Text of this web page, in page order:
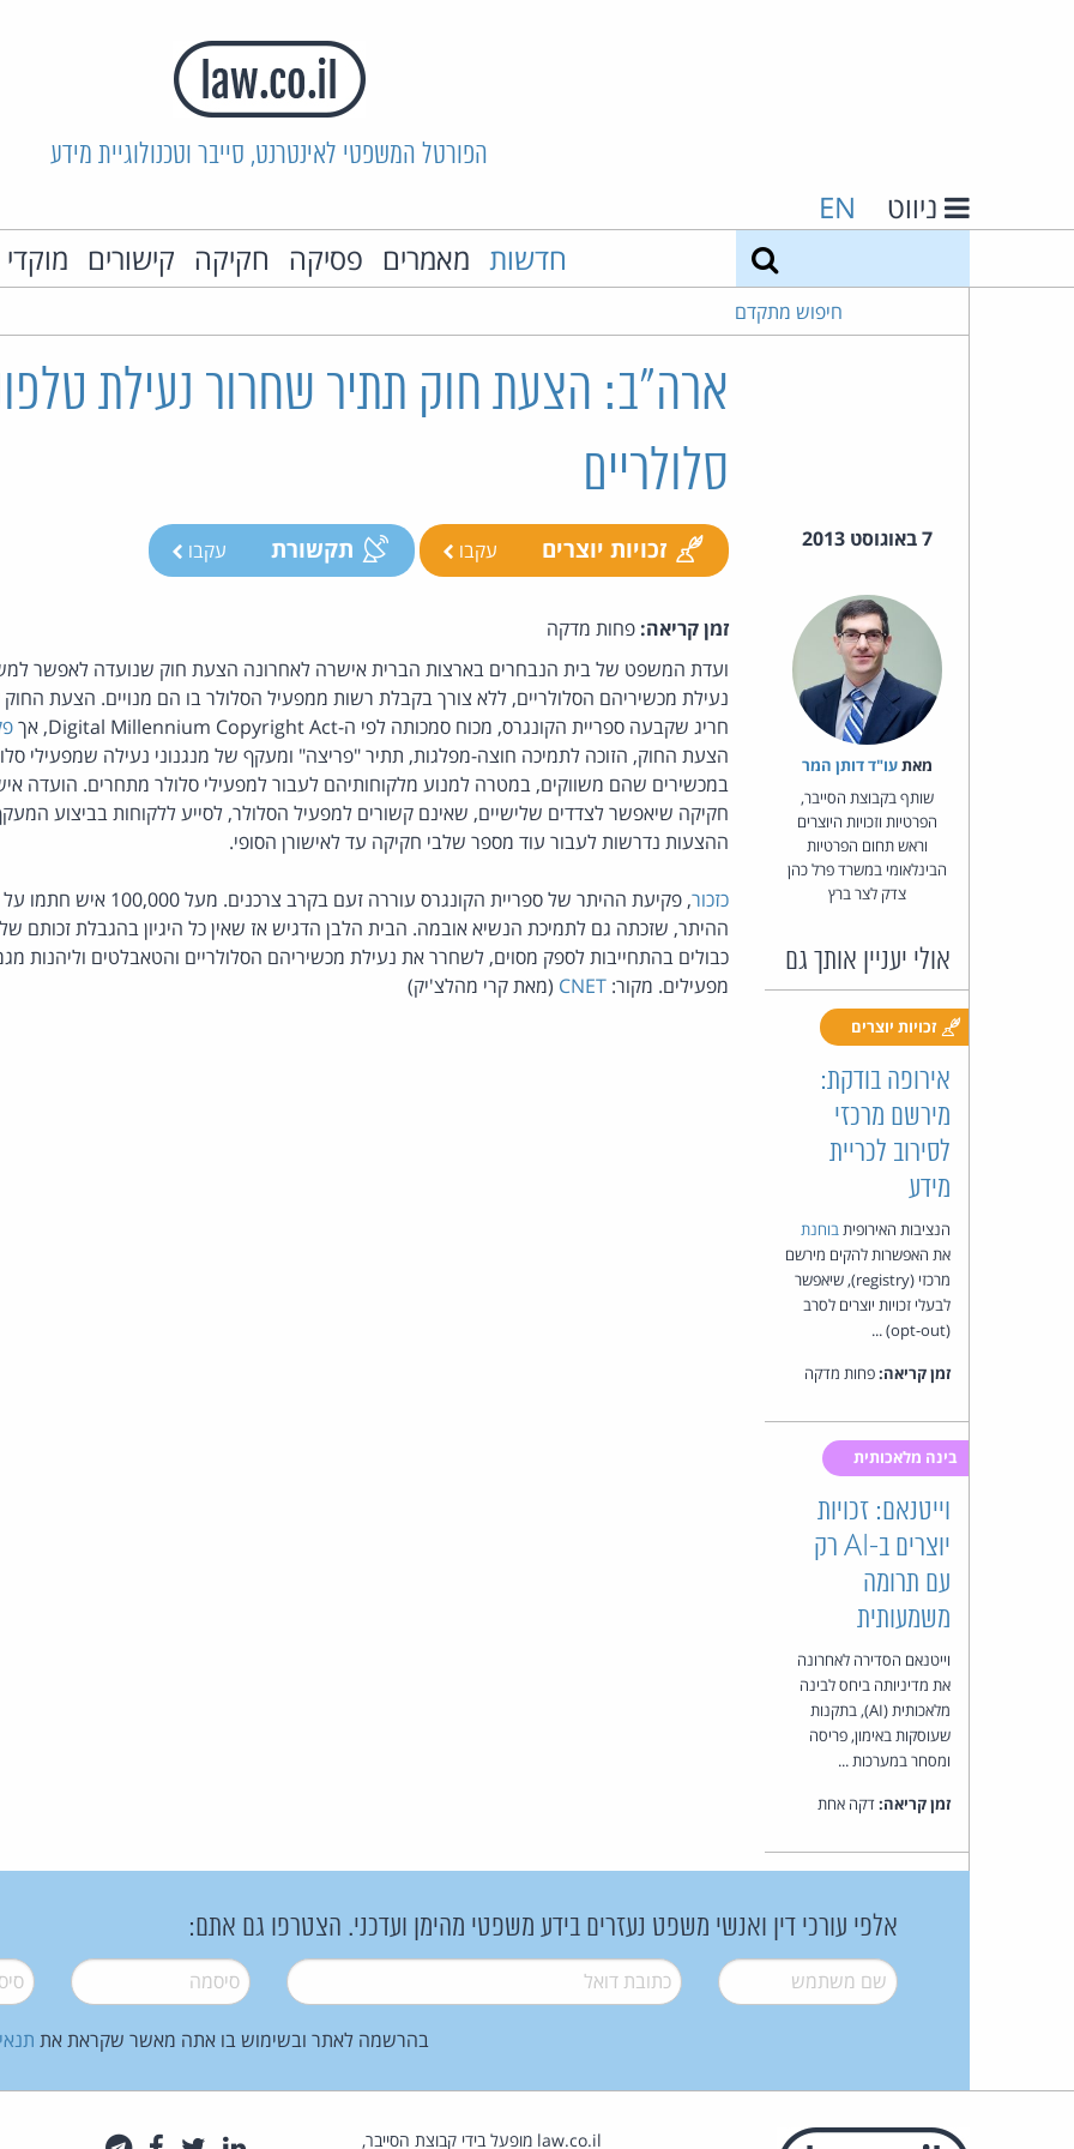
הפורטל המשפטי לאינטרנט, סייבר וטכנולוגיית מידע
ניווט EN
חדשות מאמרים פסיקה חקיקה קישורים
חיפוש מתקדם
ארה"ב: הצעת חוק תתיר שחרור נעילת
סלולריים
7 באוגוסט 2013 זכויות יוצרים עקבו תקשורת עקבו
מאת‏עו"ד דותן המר
שותף בקבוצת הסייבר,
הפרטיות וזכויות היוצרים
וראש תחום הפרטיות
הבינלאומי במשרד פרל כהן
צדק לצר ברץ
אולי יעניין אותך גם
זכויות יוצרים
אירופה בודקת:
מירשם מרכזי
לסירוב לכריית
מידע
הנציבות האירופיתבוחנת
את האפשרות להקים מירשם
מרכזי (registry), שיאפשר
לבעלי זכויות יוצרים לסרב
(opt-out) ...
זמן קריאה:פחות מדקה
בינה מלאכותית
וייטנאם: זכויות
יוצרים ב-AI רק
עם תרומה
משמעותית
וייטנאם הסדירה לאחרונה
את מדיניותה ביחס לבינה
מלאכותית (AI), בתקנות
שעוסקות באימון, פריסה
ומסחר במערכות ...
זמן קריאה:דקה אחת
זמן קריאה: פחות מדקה
ועדת המשפט של בית הנבחרים בארצות הברית אישרה לאחרונה הצעת חוק שנועדה לאפשר
נעילת מכשיריהם הסלולריים, ללא צורך בקבלת רשות ממפעיל הסלולר בו הם מנויים. הצעת החוק
חריג שקבעה ספריית הקונגרס, מכוח סמכותה לפי ה-Digital Millennium Copyright Act, אך
הצעת החוק, הזוכה לתמיכה חוצה-מפלגות, תתיר "פריצה" ומעקף של מנגנוני נעילה שמפעילי
במכשירים שהם משווקים, במטרה למנוע מלקוחותיהם לעבור למפעילי סלולר מתחרים. הועדה
חקיקה שיאפשר לצדדים שלישיים, שאינם קשורים למפעיל הסלולר, לסייע ללקוחות בביצוע
ההצעות נדרשות לעבור עוד מספר שלבי חקיקה עד לאישורן הסופי.
כזכור
, פקיעת ההיתר של ספריית הקונגרס
ההיתר, שזכתה גם לתמיכת הנשיא אובמה. הבית הלבן הדגיש אז שאין כל היגיון בהגבלת זכותם
כבולים בהתחייבות לספק מסוים, לשחרר את נעילת מכשיריהם הסלולריים והטאבלטים וליהנות
מפעילים. מקור: CNET (מאת קרי מהלצ'יק)
אלפי עורכי דין ואנשי משפט נעזרים בידע משפטי מהימן ועדכני. הצטרפו גם אתם:
שם משתמש* דואל* סיסמה*
בהרשמה לאתר ובשימוש בו אתה מאשר שקראת את
law.co.il מופעל בידי קבוצת הסייבר,